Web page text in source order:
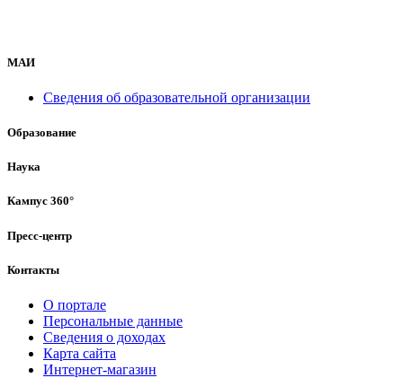
МАИ
Сведения об образовательной организации
Образование
Наука
Кампус 360°
Пресс-центр
Контакты
О портале
Персональные данные
Сведения о доходах
Карта сайта
Интернет-магазин